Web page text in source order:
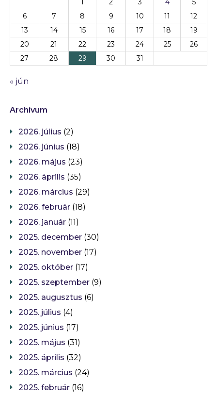
2 3 4
5
6
7 8 9 10 11
12
13
14 15 16 17 18
19
20
21 22 23 24 25
26
27
28 29 30 31
« jún
Archívum
2026. július (2)
2026. június (18)
2026. május (23)
2026. április (35)
2026. március (29)
2026. február (18)
2026. január (11)
2025. december (30)
2025. november (17)
2025. október (17)
2025. szeptember (9)
2025. augusztus (6)
2025. július (4)
2025. június (17)
2025. május (31)
2025. április (32)
2025. március (24)
2025. február (16)